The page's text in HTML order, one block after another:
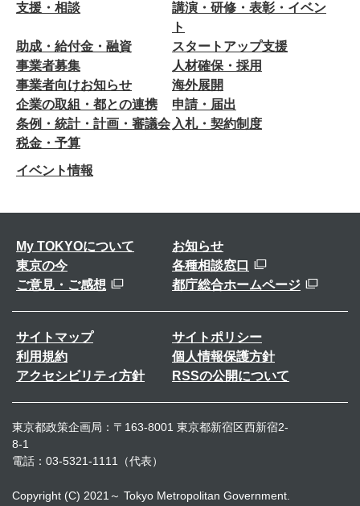
支援・相談
講演・研修・表彰・イベン
ト
助成・給付金・融資
スタートアップ支援
事業者募集
人材確保・採用
事業者向けお知らせ
海外展開
企業の取組・都との連携
申請・届出
条例・統計・計画・審議会 入札・契約制度
税金・予算
イベント情報
My TOKYOについて
お知らせ
東京の今
各種相談窓口
ご意見・ご感想
都庁総合ホームページ
サイトマップ
サイトポリシー
利用規約
個人情報保護方針
アクセシビリティ方針
RSSの公開について
東京都政策企画局：〒163-8001 東京都新宿区西新宿2-
8-1
電話：03-5321-1111（代表）
Copyright (C) 2021～ Tokyo Metropolitan Government.